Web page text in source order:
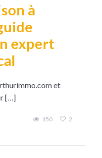
à
expert
et
[…]
150 2